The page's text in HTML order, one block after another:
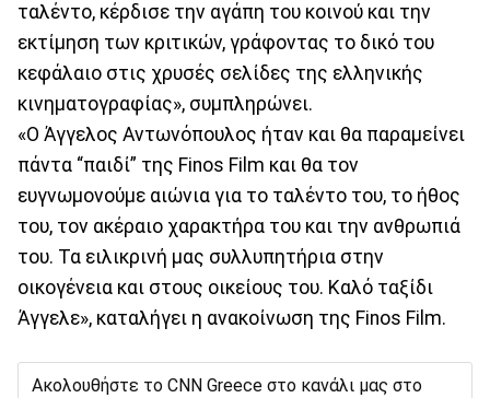
ταλέντο, κέρδισε την αγάπη του κοινού και την
εκτίμηση των κριτικών, γράφοντας το δικό του
κεφάλαιο στις χρυσές σελίδες της ελληνικής
κινηματογραφίας», συμπληρώνει.
«Ο Άγγελος Αντωνόπουλος ήταν και θα παραμείνει
πάντα “παιδί” της Finos Film και θα τον
ευγνωμονούμε αιώνια για το ταλέντο του, το ήθος
του, τον ακέραιο χαρακτήρα του και την ανθρωπιά
του. Τα ειλικρινή μας συλλυπητήρια στην
οικογένεια και στους οικείους του. Καλό ταξίδι
Άγγελε», καταλήγει η ανακοίνωση της Finos Film.
Ακολουθήστε το CNN Greece στο κανάλι μας στο